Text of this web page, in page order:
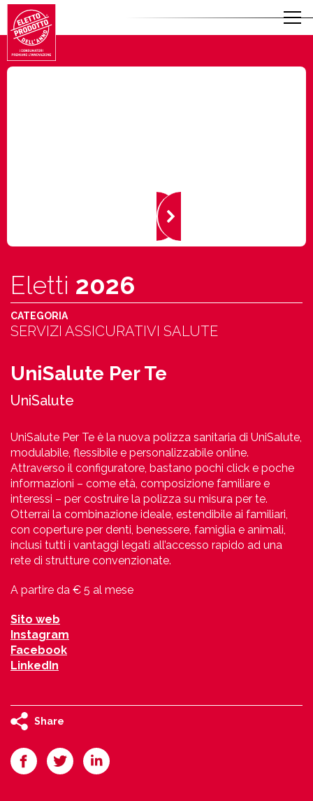
Eletti 2026
CATEGORIA
SERVIZI ASSICURATIVI SALUTE
UniSalute Per Te
UniSalute
UniSalute Per Te è la nuova polizza sanitaria di UniSalute,
modulabile, flessibile e personalizzabile online.
Attraverso il configuratore, bastano pochi click e poche
informazioni – come età, composizione familiare e
interessi – per costruire la polizza su misura per te.
Otterrai la combinazione ideale, estendibile ai familiari,
con coperture per denti, benessere, famiglia e animali,
inclusi tutti i vantaggi legati all’accesso rapido ad una
rete di strutture convenzionate.
A partire da € 5 al mese
Sito web
Instagram
Facebook
LinkedIn
Share